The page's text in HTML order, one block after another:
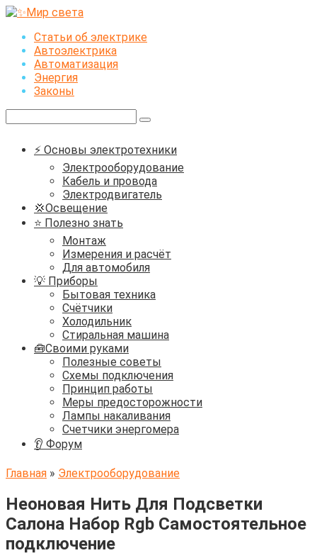
Перейти
контентуСтатьи об электрике
Автоэлектрика
Автоматизация
Энергия
Законы
⚡ Основы электротехники
Электрооборудование
Кабель и провода
Электродвигатель
💢Освещение
⭐ Полезно знать
Монтаж
Измерения и расчёт
Для автомобиля
💡 Приборы
Бытовая техника
Счётчики
Холодильник
Стиральная машина
🧰Своими руками
Полезные советы
Схемы подключения
Принцип работы
Меры предосторожности
Лампы накаливания
Счетчики энергомера
👂 Форум
Главная » Электрооборудование
Неоновая Нить Для Подсветки
Салона Набор Rgb Самостоятельное
подключение